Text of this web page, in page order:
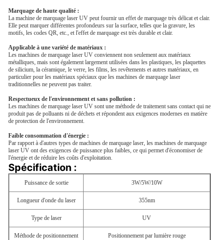
Marquage de haute qualité :
La machine de marquage laser UV peut fournir un effet de marquage très délicat et clair.
Elle peut marquer différentes profondeurs sur la surface, telles que la gravure, les
motifs, les codes QR, etc., et l'effet de marquage est très durable et clair.
Applicable à une variété de matériaux :
Les machines de marquage laser UV conviennent non seulement aux matériaux
métalliques, mais sont également largement utilisées dans les plastiques, les plaquettes
de silicium, la céramique, le verre, les films, les revêtements et autres matériaux, en
particulier pour les matériaux spéciaux que les machines de marquage laser
traditionnelles ne peuvent pas traiter.
Respectueux de l'environnement et sans pollution :
Les machines de marquage laser UV sont une méthode de traitement sans contact qui ne
produit pas de polluants ni de déchets et répondent aux exigences modernes en matière
de protection de l'environnement.
Faible consommation d'énergie :
Par rapport à d'autres types de machines de marquage laser, les machines de marquage
laser UV ont des exigences de puissance plus faibles, ce qui permet d'économiser de
l'énergie et de réduire les coûts d'exploitation.
Spécification :
Puissance de sortie 3W/5W/10W
Longueur d'onde du laser 355nm
Type de laser UV
Méthode de positionnement Positionnement par lumière rouge